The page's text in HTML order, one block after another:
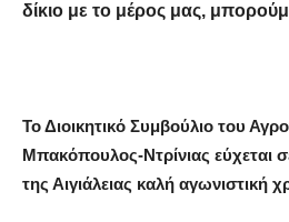
δίκιο με το μέρος μας,
Το Διοικητικό Συμβούλιο του
Μπακόπουλος-Ντρίνιας εύχεται
της Αιγιάλειας καλή αγωνιστική